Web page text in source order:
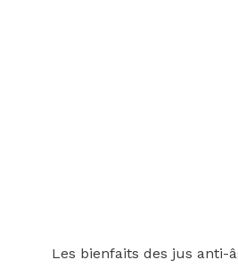
Les bienfaits des jus anti-